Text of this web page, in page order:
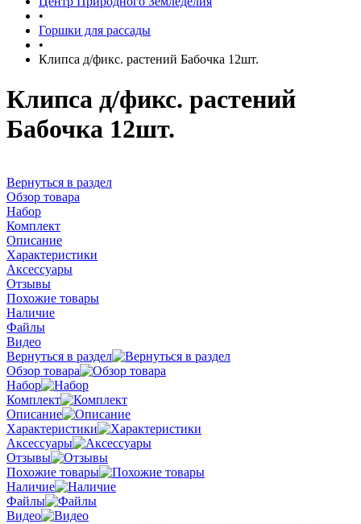
•
Горшки для рассады
•
Клипса д/фикс. растений Бабочка 12шт.
Клипса д/фикс. растений
Бабочка 12шт.
Вернуться в раздел
Обзор товара
Набор
Комплект
Описание
Характеристики
Аксессуары
Отзывы
Похожие товары
Наличие
Файлы
Видео
Вернуться в раздел
Обзор товара
Набор
Комплект
Описание
Характеристики
Аксессуары
Отзывы
Похожие товары
Наличие
Файлы
Видео